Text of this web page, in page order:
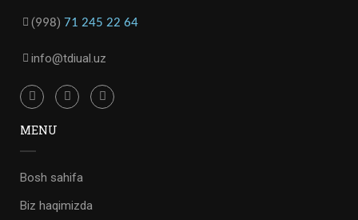
(998) 71 245 22 64
info@tdiual.uz
MENU
Bosh sahifa
Biz haqimizda